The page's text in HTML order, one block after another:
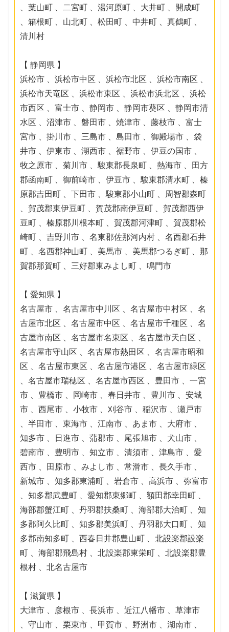
、葉山町 、二宮町 、湯河原町 、大井町 、開成町
、箱根町 、山北町 、松田町 、中井町 、真鶴町 、
清川村
【 静岡県 】
浜松市 、浜松市中区 、浜松市北区 、浜松市南区 、
浜松市天竜区 、浜松市東区 、浜松市浜北区 、浜松
市西区 、富士市 、静岡市 、静岡市葵区 、静岡市清
水区 、沼津市 、磐田市 、焼津市 、藤枝市 、富士
宮市 、掛川市 、三島市 、島田市 、御殿場市 、袋
井市 、伊東市 、湖西市 、裾野市 、伊豆の国市 、
牧之原市 、菊川市 、駿東郡長泉町 、熱海市 、田方
郡函南町 、御前崎市 、伊豆市 、駿東郡清水町 、榛
原郡吉田町 、下田市 、駿東郡小山町 、周智郡森町
、賀茂郡東伊豆町 、賀茂郡南伊豆町 、賀茂郡西伊
豆町 、榛原郡川根本町 、賀茂郡河津町 、賀茂郡松
崎町 、吉野川市 、名東郡佐那河内村 、名西郡石井
町 、名西郡神山町 、美馬市 、美馬郡つるぎ町 、那
賀郡那賀町 、三好郡東みよし町 、鳴門市
【 愛知県 】
名古屋市 、名古屋市中川区 、名古屋市中村区 、名
古屋市北区 、名古屋市中区 、名古屋市千種区 、名
古屋市南区 、名古屋市名東区 、名古屋市天白区 、
名古屋市守山区 、名古屋市熱田区 、名古屋市昭和
区 、名古屋市東区 、名古屋市港区 、名古屋市緑区
、名古屋市瑞穂区 、名古屋市西区 、豊田市 、一宮
市 、豊橋市 、岡崎市 、春日井市 、豊川市 、安城
市 、西尾市 、小牧市 、刈谷市 、稲沢市 、瀬戸市
、半田市 、東海市 、江南市 、あま市 、大府市 、
知多市 、日進市 、蒲郡市 、尾張旭市 、犬山市 、
碧南市 、豊明市 、知立市 、清須市 、津島市 、愛
西市 、田原市 、みよし市 、常滑市 、長久手市 、
新城市 、知多郡東浦町 、岩倉市 、高浜市 、弥富市
、知多郡武豊町 、愛知郡東郷町 、額田郡幸田町 、
海部郡蟹江町 、丹羽郡扶桑町 、海部郡大治町 、知
多郡阿久比町 、知多郡美浜町 、丹羽郡大口町 、知
多郡南知多町 、西春日井郡豊山町 、北設楽郡設楽
町 、海部郡飛島村 、北設楽郡東栄町 、北設楽郡豊
根村 、北名古屋市
【 滋賀県 】
大津市 、彦根市 、長浜市 、近江八幡市 、草津市
、守山市 、栗東市 、甲賀市 、野洲市 、湖南市 、